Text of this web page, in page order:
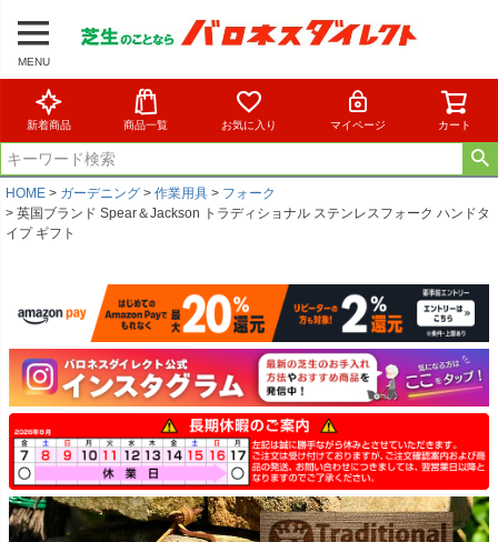
MENU
新着商品 商品一覧 お気に入り マイページ カート
HOME ガーデニング 作業用具
フォーク
英国ブランド Spear＆Jackson トラディショナル ステンレスフォーク ハンドタ
イプ ギフト